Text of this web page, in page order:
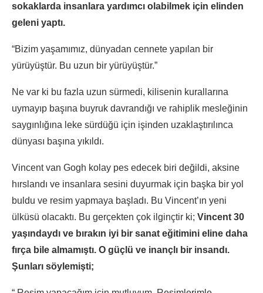
sokaklarda insanlara yardımcı olabilmek için elinden
geleni yaptı.
“Bizim yaşamımız, dünyadan cennete yapılan bir
yürüyüştür. Bu uzun bir yürüyüştür.”
Ne var ki bu fazla uzun sürmedi, kilisenin kurallarına
uymayıp başına buyruk davrandığı ve rahiplik mesleğinin
saygınlığına leke sürdüğü için işinden uzaklaştırılınca
dünyası başına yıkıldı.
Vincent van Gogh kolay pes edecek biri değildi, aksine
hırslandı ve insanlara sesini duyurmak için başka bir yol
buldu ve resim yapmaya başladı. Bu Vincent’ın yeni
ülküsü olacaktı. Bu gerçekten çok ilginçtir ki; Vincent 30
yaşındaydı ve bırakın iyi bir sanat eğitimini eline daha
fırça bile almamıştı. O güçlü ve inançlı bir insandı.
Şunları söylemişti;